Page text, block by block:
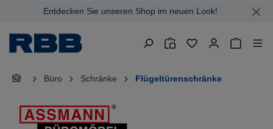
springenEntdecken Sie unseren Shop im neuen Look!
Büro Schränke Flügeltürenschränke